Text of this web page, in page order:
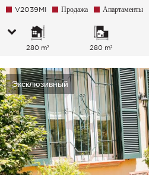
V2039MI Продажа Апартаменты
280 m² 280 m²
Эксклюзивный